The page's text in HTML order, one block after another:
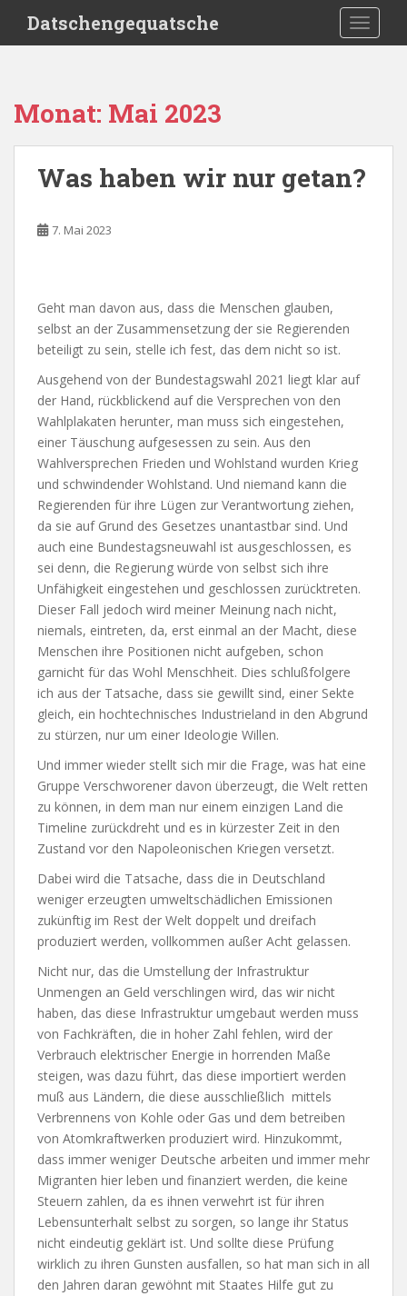
i
Datschengequatsche
Monat: Mai 2023
Was haben wir nur getan?
7. Mai 2023
Geht man davon aus, dass die Menschen glauben,
selbst an der Zusammensetzung der sie Regierenden
beteiligt zu sein, stelle ich fest, das dem nicht so ist.
Ausgehend von der Bundestagswahl 2021 liegt klar auf
der Hand, rückblickend auf die Versprechen von den
Wahlplakaten herunter, man muss sich eingestehen,
einer Täuschung aufgesessen zu sein. Aus den
Wahlversprechen Frieden und Wohlstand wurden Krieg
und schwindender Wohlstand. Und niemand kann die
Regierenden für ihre Lügen zur Verantwortung ziehen,
da sie auf Grund des Gesetzes unantastbar sind. Und
auch eine Bundestagsneuwahl ist ausgeschlossen, es
sei denn, die Regierung würde von selbst sich ihre
Unfähigkeit eingestehen und geschlossen zurücktreten.
Dieser Fall jedoch wird meiner Meinung nach nicht,
niemals, eintreten, da, erst einmal an der Macht, diese
Menschen ihre Positionen nicht aufgeben, schon
garnicht für das Wohl Menschheit. Dies schlußfolgere
ich aus der Tatsache, dass sie gewillt sind, einer Sekte
gleich, ein hochtechnisches Industrieland in den Abgrund
zu stürzen, nur um einer Ideologie Willen.
Und immer wieder stellt sich mir die Frage, was hat eine
Gruppe Verschworener davon überzeugt, die Welt retten
zu können, in dem man nur einem einzigen Land die
Timeline zurückdreht und es in kürzester Zeit in den
Zustand vor den Napoleonischen Kriegen versetzt.
Dabei wird die Tatsache, dass die in Deutschland
weniger erzeugten umweltschädlichen Emissionen
zukünftig im Rest der Welt doppelt und dreifach
produziert werden, vollkommen außer Acht gelassen.
Nicht nur, das die Umstellung der Infrastruktur
Unmengen an Geld verschlingen wird, das wir nicht
haben, das diese Infrastruktur umgebaut werden muss
von Fachkräften, die in hoher Zahl fehlen, wird der
Verbrauch elektrischer Energie in horrenden Maße
steigen, was dazu führt, das diese importiert werden
muß aus Ländern, die diese ausschließlich mittels
Verbrennens von Kohle oder Gas und dem betreiben
von Atomkraftwerken produziert wird. Hinzukommt,
dass immer weniger Deutsche arbeiten und immer mehr
Migranten hier leben und finanziert werden, die keine
Steuern zahlen, da es ihnen verwehrt ist für ihren
Lebensunterhalt selbst zu sorgen, so lange ihr Status
nicht eindeutig geklärt ist. Und sollte diese Prüfung
wirklich zu ihren Gunsten ausfallen, so hat man sich in all
den Jahren daran gewöhnt mit Staates Hilfe gut zu